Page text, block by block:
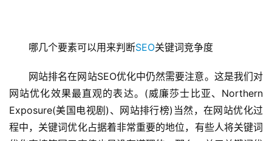
哪几个要素可以用来判断SEO关键词竞争度
网站排名在网站SEO优化中仍然需要注意。这是我们对
网站优化效果最直观的表达。(威廉莎士比亚、Northern
Exposure(美国电视剧)、网站排行榜)当然，在网站优化过
程中，关键词优化占据着非常重要的地位，有些人将关键词